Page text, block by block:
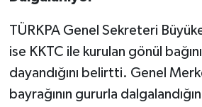
TÜRKPA Genel Sekreteri
ise KKTC ile kurulan gönül
dayandığını belirtti. Genel
bayrağının gururla